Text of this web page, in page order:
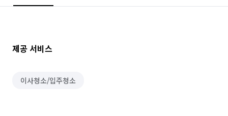
제공 서비스
이사청소/입주청소